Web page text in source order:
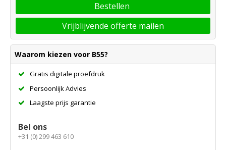
Bestellen
Vrijblijvende offerte mailen
Waarom kiezen voor B55?
Gratis digitale proefdruk
Persoonlijk Advies
Laagste prijs garantie
Bel ons
+31 (0) 299 463 610